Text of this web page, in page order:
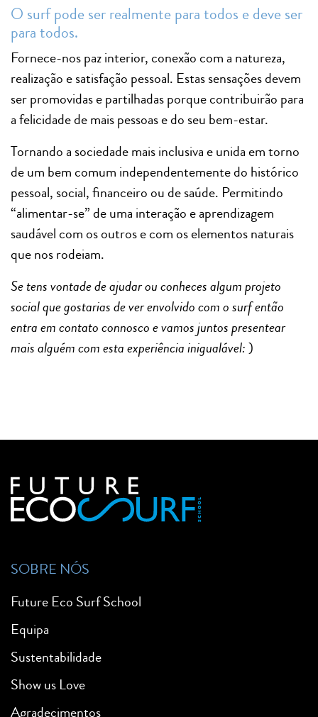
O surf pode ser realmente para todos e deve ser
para todos.
Fornece-nos paz interior, conexão com a natureza,
realização e satisfação pessoal. Estas sensações devem
ser promovidas e partilhadas porque contribuirão para
a felicidade de mais pessoas e do seu bem-estar.
Tornando a sociedade mais inclusiva e unida em torno
de um bem comum independentemente do histórico
pessoal, social, financeiro ou de saúde. Permitindo
“alimentar-se” de uma interação e aprendizagem
saudável com os outros e com os elementos naturais
que nos rodeiam.
Se tens vontade de ajudar ou conheces algum projeto
social que gostarias de ver envolvido com o surf então
entra em contato connosco e vamos juntos presentear
mais alguém com esta experiência inigualável:)
SOBRE NÓS
Future Eco Surf School
Equipa
Sustentabilidade
Show us Love
Agradecimentos